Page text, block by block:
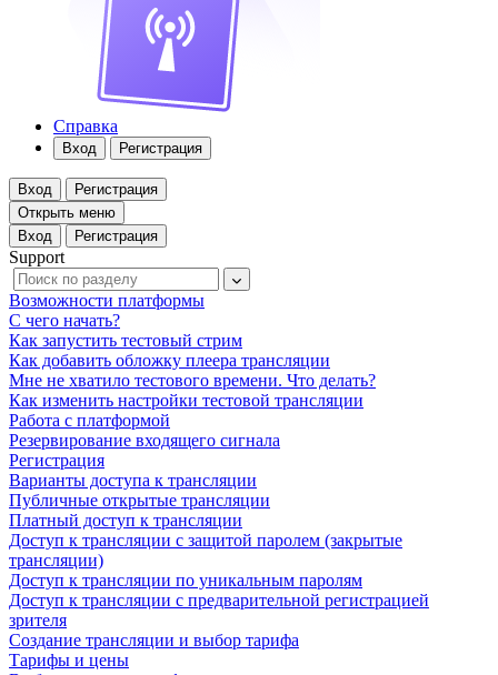
Справка
Вход Регистрация
Вход
Регистрация
Открыть меню
Вход
Регистрация
Support
Возможности платформы
С чего начать?
Как запустить тестовый стрим
Как добавить обложку плеера трансляции
Мне не хватило тестового времени. Что делать?
Как изменить настройки тестовой трансляции
Работа с платформой
Резервирование входящего сигнала
Регистрация
Варианты доступа к трансляции
Публичные открытые трансляции
Платный доступ к трансляции
Доступ к трансляции c защитой паролем (закрытые
трансляции)
Доступ к трансляции по уникальным паролям
Доступ к трансляции c предварительной регистрацией
зрителя
Создание трансляции и выбор тарифа
Тарифы и цены